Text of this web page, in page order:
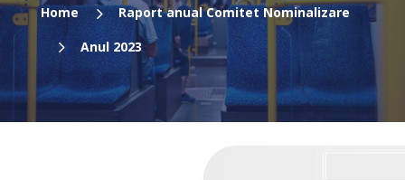
Home 5 Raport anual Comitet Nominalizare
5 Anul 2023